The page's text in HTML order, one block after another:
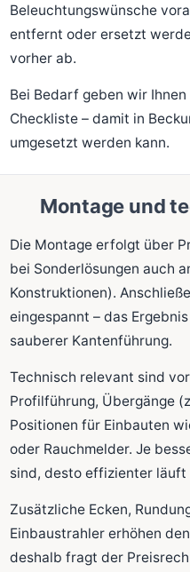
Beleuchtungswünsche
entfernt oder ersetzt
vorher ab.
Bei Bedarf geben wir
Checkliste – damit in
umgesetzt werden kann.
Montage und
Die Montage erfolgt über
bei Sonderlösungen auch
Konstruktionen).
eingespannt – das
sauberer Kantenführung.
Technisch relevant sind
Profilführung, Übergänge
Positionen für Einbauten
oder Rauchmelder. Je
sind, desto effizienter läuft
Zusätzliche Ecken,
Einbaustrahler erhöhen
deshalb fragt der